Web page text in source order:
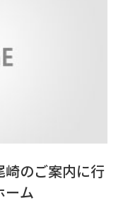
崎のご案内に行
ーム